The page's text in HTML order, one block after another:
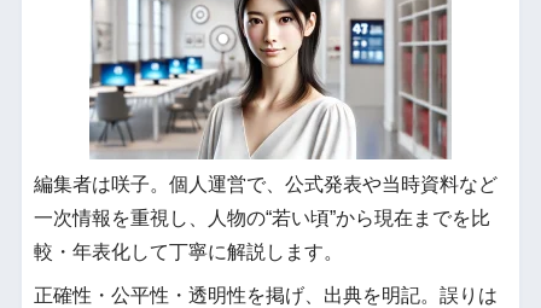
編集者は咲子。個人運営で、公式発表や当時資料など
一次情報を重視し、人物の“若い頃”から現在までを比
較・年表化して丁寧に解説します。
正確性・公平性・透明性を掲げ、出典を明記。誤りは